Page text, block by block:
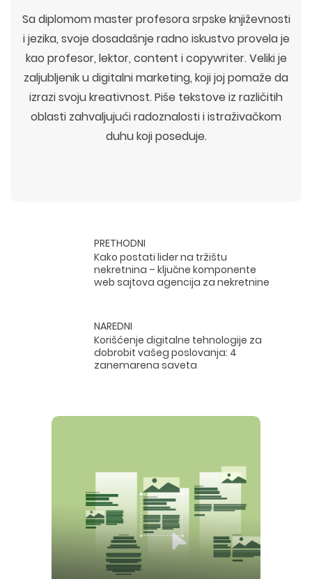
Sa diplomom master profesora srpske književnosti
i jezika, svoje dosadašnje radno iskustvo provela je
kao profesor, lektor, content i copywriter. Veliki je
zaljubljenik u digitalni marketing, koji joj pomaže da
izrazi svoju kreativnost. Piše tekstove iz različitih
oblasti zahvaljujući radoznalosti i istraživačkom
duhu koji poseduje.
PRETHODNI
Kako postati lider na tržištu
nekretnina – ključne komponente
web sajtova agencija za nekretnine
NAREDNI
Korišćenje digitalne tehnologije za
dobrobit vašeg poslovanja: 4
zanemarena saveta